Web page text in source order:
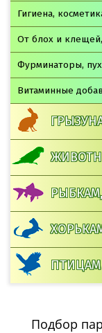
Гигиена,
От блох и
Фурминаторы,
Витаминные
ПТИЦАМ
Подбор